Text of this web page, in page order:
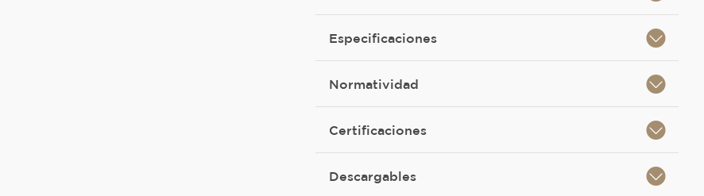
Especificaciones
Normatividad
Certificaciones
Descargables